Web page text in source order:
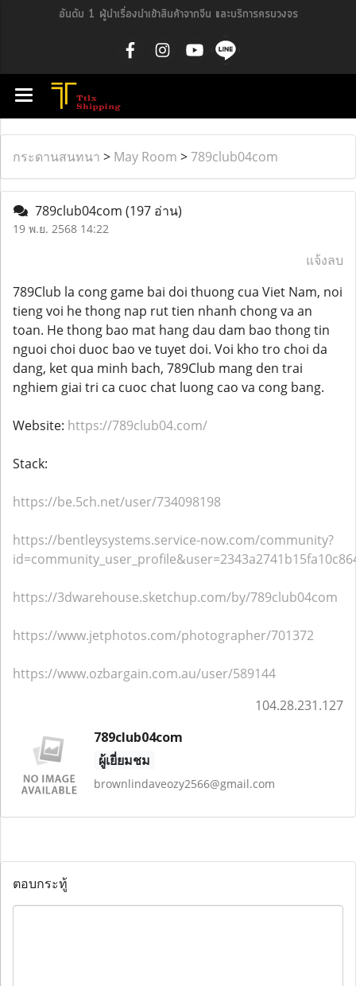
อันดับ 1 ผู้นำเรื่องนำเข้าสินค้าจากจีน และบริการครบวงจร
กระดานสนทนา > May Room >789club04com
789club04com (197 อ่าน)
19 พ.ย. 2568 14:22
แจ้งลบ
789Club la cong game bai doi thuong cua Viet Nam, noi
tieng voi he thong nap rut tien nhanh chong va an
toan. He thong bao mat hang dau dam bao thong tin
nguoi choi duoc bao ve tuyet doi. Voi kho tro choi da
dang, ket qua minh bach, 789Club mang den trai
nghiem giai tri ca cuoc chat luong cao va cong bang.
Website: https://789club04.com/
Stack:
https://be.5ch.net/user/734098198
https://bentleysystems.service-now.com/community?
https://3dwarehouse.sketchup.com/by/789club04com
https://www.jetphotos.com/photographer/701372
https://www.ozbargain.com.au/user/589144
104.28.231.127
789club04com
ผู้เยี่ยมชม
brownlindaveozy2566@gmail.com
ตอบกระทู้